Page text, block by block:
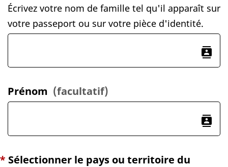
Écrivez votre nom de famille tel qu'il apparaît sur
votre passeport ou sur votre pièce d'identité.
contacts
Prénom (facultatif)
contacts
* Sélectionner le pays ou territoire du